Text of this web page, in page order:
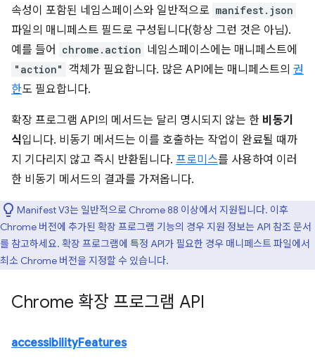
속성이 포함된 네임스페이스와 일반적으로 manifest.json
파일의 매니페스트 필드로 구성됩니다(항상 그런 것은 아님).
예를 들어
chrome.action 네임스페이스에는 매니페스트에
"action" 객체가 필요합니다. 많은 API에는 매니페스트의 권
한도 필요합니다.
확장 프로그램 API의 메서드는 달리 명시되지 않는 한 비동기
식입니다. 비동기 메서드는 이를 호출하는 작업이 완료될 때까
지 기다리지 않고 즉시 반환됩니다. 프로미스를 사용하여 이러
한 비동기 메서드의 결과를 가져옵니다.
Manifest V3는 일반적으로 Chrome 88 이상에서 지원됩니다. 이후
Chrome 버전에 추가된 확장 프로그램 기능의 경우 지원 정보는 API 참조 문서
를 참고하세요. 확장 프로그램에 특정 API가 필요한 경우 매니페스트 파일에서
최소 Chrome 버전을 지정할 수 있습니다.
Chrome 확장 프로그램 API
accessibilityFeatures